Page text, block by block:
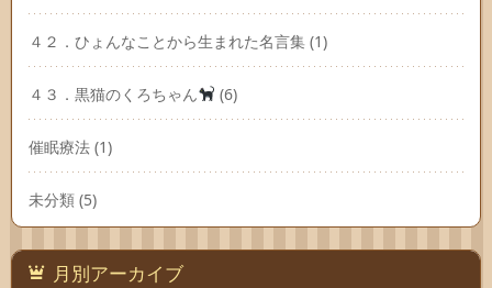
４２．ひょんなことから生まれた名言集 (1)
４３．黒猫のくろちゃん (6)
催眠療法 (1)
未分類 (5)
月別アーカイブ